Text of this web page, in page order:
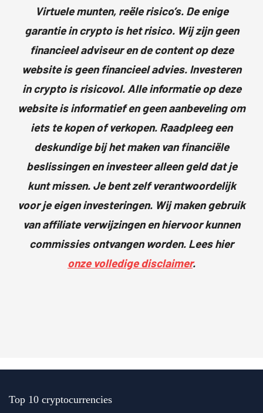
Virtuele munten, reële risico’s. De enige
garantie in crypto is het risico. Wij zijn geen
financieel adviseur en de content op deze
website is geen financieel advies. Investeren
in crypto is risicovol. Alle informatie op deze
website is informatief en geen aanbeveling om
iets te kopen of verkopen. Raadpleeg een
deskundige bij het maken van financiële
beslissingen en investeer alleen geld dat je
kunt missen. Je bent zelf verantwoordelijk
voor je eigen investeringen. Wij maken gebruik
van affiliate verwijzingen en hiervoor kunnen
commissies ontvangen worden. Lees hier
onze volledige disclaimer.
Top 10 cryptocurrencies